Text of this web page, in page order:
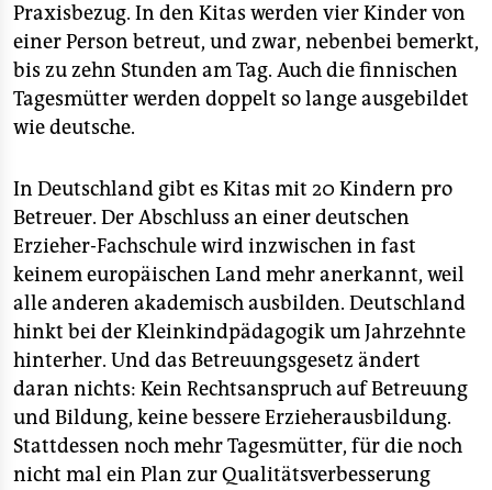
Praxisbezug. In den Kitas werden vier Kinder von
einer Person betreut, und zwar, nebenbei bemerkt,
bis zu zehn Stunden am Tag. Auch die finnischen
Tagesmütter werden doppelt so lange ausgebildet
wie deutsche.
In Deutschland gibt es Kitas mit 20 Kindern pro
Betreuer. Der Abschluss an einer deutschen
Erzieher-Fachschule wird inzwischen in fast
keinem europäischen Land mehr anerkannt, weil
alle anderen akademisch ausbilden. Deutschland
hinkt bei der Kleinkindpädagogik um Jahrzehnte
hinterher. Und das Betreuungsgesetz ändert
daran nichts: Kein Rechtsanspruch auf Betreuung
und Bildung, keine bessere Erzieherausbildung.
Stattdessen noch mehr Tagesmütter, für die noch
nicht mal ein Plan zur Qualitätsverbesserung